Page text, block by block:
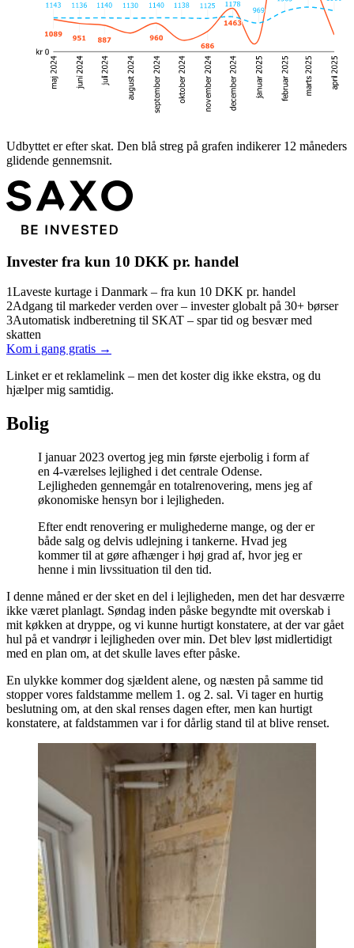
Udbyttet er efter skat. Den blå streg på grafen indikerer 12 måneders
glidende gennemsnit.
Invester fra kun 10 DKK pr. handel
1Laveste kurtage i Danmark – fra kun 10 DKK pr. handel
2Adgang til markeder verden over – invester globalt på 30+ børser
3Automatisk indberetning til SKAT – spar tid og besvær med
skatten
Kom i gang gratis →
Linket er et reklamelink – men det koster dig ikke ekstra, og du
hjælper mig samtidig.
Bolig
I januar 2023 overtog jeg min første ejerbolig i form af
en 4-værelses lejlighed i det centrale Odense.
Lejligheden gennemgår en totalrenovering, mens jeg af
økonomiske hensyn bor i lejligheden.
Efter endt renovering er mulighederne mange, og der er
både salg og delvis udlejning i tankerne. Hvad jeg
kommer til at gøre afhænger i høj grad af, hvor jeg er
henne i min livssituation til den tid.
I denne måned er der sket en del i lejligheden, men det har desværre
ikke været planlagt. Søndag inden påske begyndte mit overskab i
mit køkken at dryppe, og vi kunne hurtigt konstatere, at der var gået
hul på et vandrør i lejligheden over min. Det blev løst midlertidigt
med en plan om, at det skulle laves efter påske.
En ulykke kommer dog sjældent alene, og næsten på samme tid
stopper vores faldstamme mellem 1. og 2. sal. Vi tager en hurtig
beslutning om, at den skal renses dagen efter, men kan hurtigt
konstatere, at faldstammen var i for dårlig stand til at blive renset.